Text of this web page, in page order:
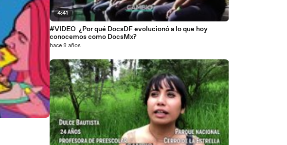
4:41
#VIDEO ️ ¿Por qué DocsDF evolucionó a lo que hoy
conocemos como DocsMx?
hace 8 años